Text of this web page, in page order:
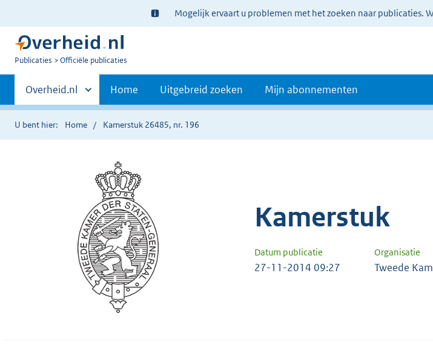
Ter
informatie:
Mogelijk ervaart u problemen met het zoeken naar publicaties.
U
Publicaties Officiële publicaties
Primaire
navigatie
Andere
sites
binnen
Overheid.nl Home Uitgebreid zoeken Mijn abonnementen
U bent hier: Home Kamerstuk 26485, nr. 196
Kamerstuk
Datum publicatie Organisatie
27-11-2014 09:27 Tweede